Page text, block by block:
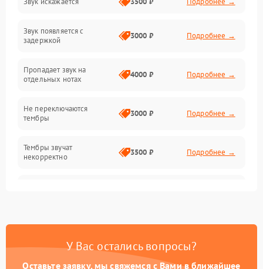
Клавиатура
Подключения и интерфейсы
Оптика
Электроника
Звук появляется с
задержкой
3000 ₽ Подробнее →
Пропадает звук на
отдельных нотах
4000 ₽ Подробнее →
Не переключаются
тембры
3000 ₽ Подробнее →
Тембры звучат
некорректно
3500 ₽ Подробнее →
У Вас остались вопросы?
Оставьте заявку, мы свяжемся с Вами в ближайшее